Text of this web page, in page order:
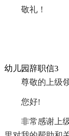
敬礼！
幼儿园辞职信3
尊敬的上级
您好!
非常感谢上